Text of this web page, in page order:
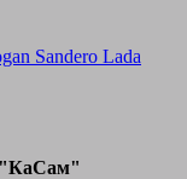
Sandero Lada